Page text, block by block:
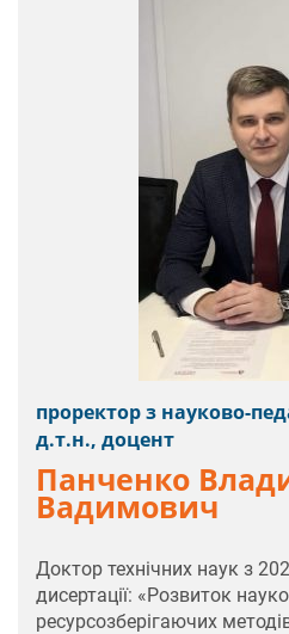
проректор з науково-
д.т.н., доцент
Панченко
Вадимович
Доктор технічних наук з
дисертації: «Розвиток
ресурсозберігаючих